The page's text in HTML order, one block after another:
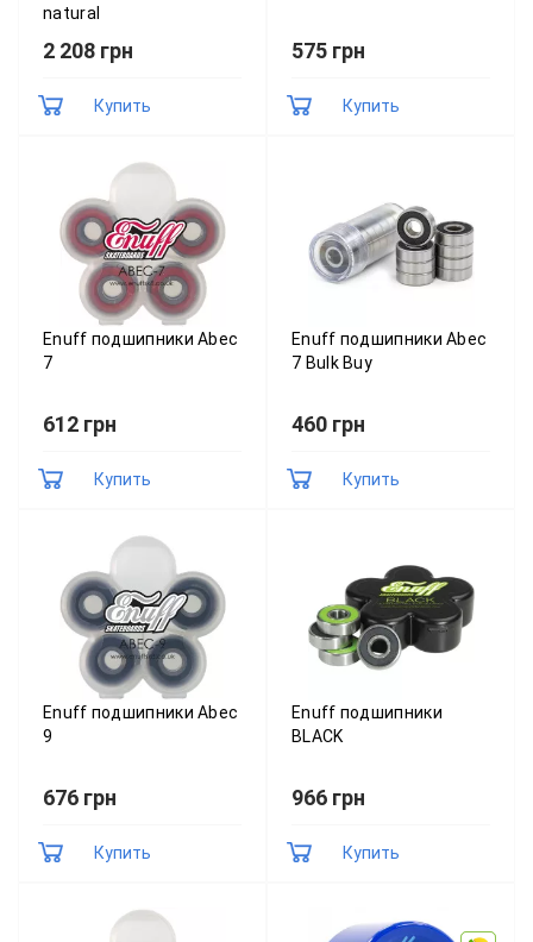
natural
2 208 грн
Купить
575 грн
Купить
Enuff подшипники Abec
7
612 грн
Купить
Enuff подшипники Abec
7 Bulk Buy
460 грн
Купить
Enuff подшипники Abec
9
676 грн
Купить
Enuff подшипники
BLACK
966 грн
Купить